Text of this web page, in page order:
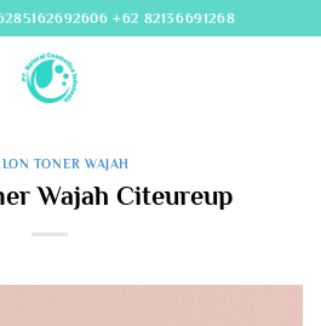
+62 82136691268
TONER WAJAH
Wajah Citeureup